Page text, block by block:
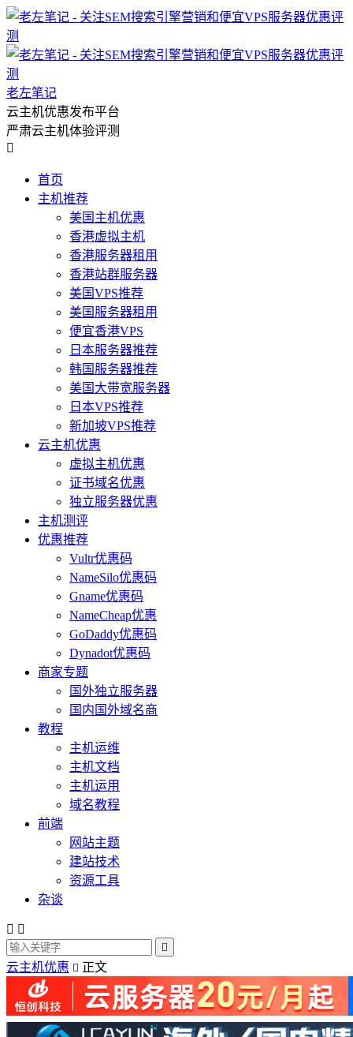
老左笔记
云主机优惠发布平台
严肃云主机体验评测

首页
主机推荐
美国主机优惠
香港虚拟主机
香港服务器租用
香港站群服务器
美国VPS推荐
美国服务器租用
便宜香港VPS
日本服务器推荐
韩国服务器推荐
美国大带宽服务器
日本VPS推荐
新加坡VPS推荐
云主机优惠
虚拟主机优惠
证书域名优惠
独立服务器优惠
主机测评
优惠推荐
Vultr优惠码
NameSilo优惠码
Gname优惠码
NameCheap优惠
GoDaddy优惠码
Dynadot优惠码
商家专题
国外独立服务器
国内国外域名商
教程
主机运维
主机文档
主机运用
域名教程
前端
网站主题
建站技术
资源工具
杂谈
 

云主机优惠  正文